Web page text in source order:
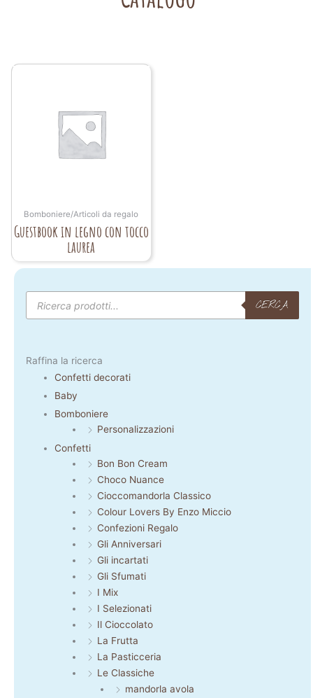
Bomboniere/Articoli da regalo
Guestbook in legno con tocco
laurea
Products
search
CERCA
Raffina la ricerca
Confetti decorati
Baby
Bomboniere
Personalizzazioni
Confetti
Bon Bon Cream
Choco Nuance
Cioccomandorla Classico
Colour Lovers By Enzo Miccio
Confezioni Regalo
Gli Anniversari
Gli incartati
Gli Sfumati
I Mix
I Selezionati
Il Cioccolato
La Frutta
La Pasticceria
Le Classiche
mandorla avola